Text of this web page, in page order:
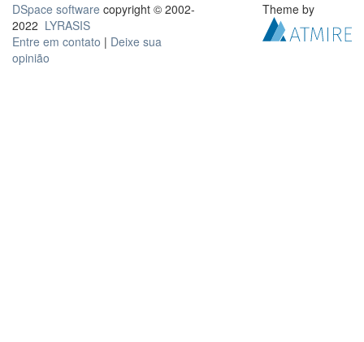
DSpace software copyright © 2002-
2022 LYRASIS
Entre em contato | Deixe sua
opinião
Theme by